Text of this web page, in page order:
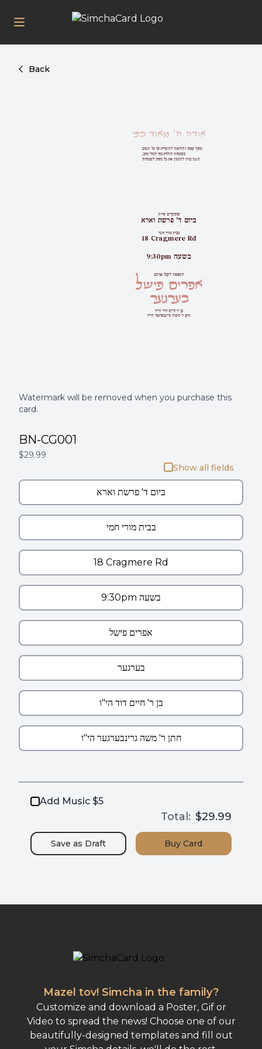
Back
BN-CG001
$29.99
Show all fields
Add Music $5
Total: $29.99
Save as Draft BuyCard
חתן ר' משה גרינבערגער הי"ו
בן ר' חיים דוד הי''ו
בערגער
אפרים פישל
המצפה לקבל פניכם
בשעה 9:30pm
18 Cragmere Rd
בבית מורי חמי
ביום ד' פרשת וארא
שתתקיים אי''ה
הננו בזה להזמין את כל מע''כ לשמחתי
בשמחת הולדת בתי למזל טוב,
מתוך שבח והודאה להשי''ת על כל הטוב
אודה ה' מאוד בפי
Watermark will be removed when you purchase this
card.
Mazel tov! Simcha in the family?
Customize and download a Poster, Gif or
Video to spread the news! Choose one of our
beautifully-designed templates and fill out